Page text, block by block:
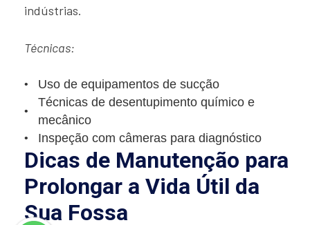
indústrias.
Técnicas:
Uso de equipamentos de sucção
Técnicas de desentupimento químico e
mecânico
Inspeção com câmeras para diagnóstico
Dicas de Manutenção para
Prolongar a Vida Útil da
Sua Fossa